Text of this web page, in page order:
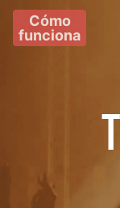
Cómo
funciona